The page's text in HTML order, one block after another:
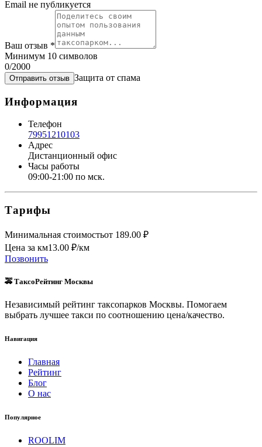
Email не публикуется
Ваш отзыв *
Минимум 10 символов
0/2000
Отправить отзыв Защита от спама
Информация
Телефон
79951210103
Адрес
Дистанционный офис
Часы работы
09:00-21:00 по мск.
Тарифы
Минимальная стоимостьот 189.00 ₽
Цена за км13.00 ₽/км
Позвонить
🚕 ТаксоРейтинг Москвы
Независимый рейтинг таксопарков Москвы. Помогаем
выбрать лучшее такси по соотношению цена/качество.
Навигация
Главная
Рейтинг
Блог
О нас
Популярное
ROOLIM